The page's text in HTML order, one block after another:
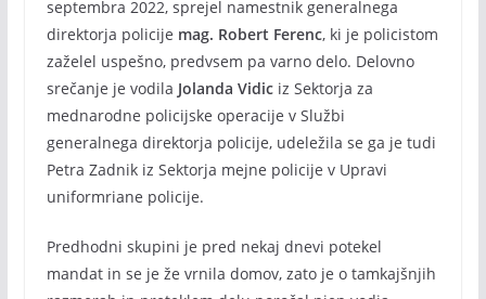
septembra 2022, sprejel namestnik generalnega
direktorja policije mag. Robert Ferenc, ki je policistom
zaželel uspešno, predvsem pa varno delo. Delovno
srečanje je vodila Jolanda Vidiciz Sektorja za
mednarodne policijske operacije v Službi
generalnega direktorja policije, udeležila se ga je tudi
Petra Zadnik iz Sektorja mejne policije v Upravi
uniformriane policije.
Predhodni skupini je pred nekaj dnevi potekel
mandat in se je že vrnila domov, zato je o tamkajšnjih